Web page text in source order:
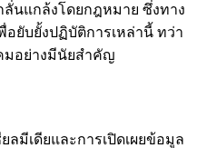
นแกล้งโดยกฎหมาย ซึ่งทาง
ยับยั้งปฏิบัติการเหล่านี้ ทว่า
มอย่างมีนัยสำคัญ
มีเดียและการเปิดเผยข้อมูล